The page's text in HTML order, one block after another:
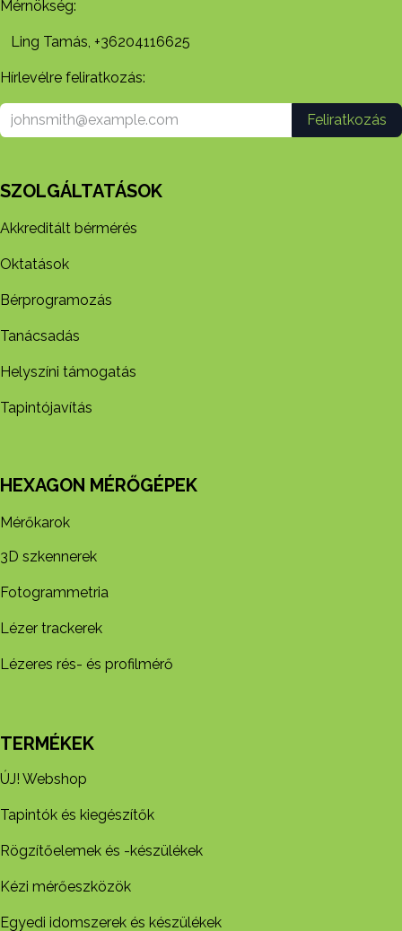
Mérnökség:
Ling Tamás, +36204116625
Hírlevélre feliratkozás:
Feliratkozás
SZOLGÁLTATÁSOK
Akkreditált bérmérés
Oktatások
Bérprogramozás
Tanácsadás
Helyszíni támogatás
Tapintójavítás
HEXAGON MÉRŐGÉPEK
Mérőkarok
3D szkennerek
Fotogrammetria
Lézer trackerek
Lézeres rés- és profilmérő
TERMÉKEK
ÚJ! Webshop
Tapintók és kiegészítők
Rögzítőelemek és -készül​ékek
Kézi mérőeszközök
Egyedi idomszerek és készülékek